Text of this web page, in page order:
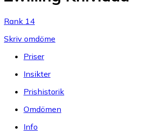
Rank 14
Skriv omdöme
Priser
Insikter
Prishistorik
Omdömen
Info